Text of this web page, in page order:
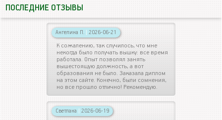
ПОСЛЕДНИЕ ОТЗЫВЫ
Ангелина П. | 2026-06-21
К сожалению, так случилось, что мне
некогда было получать вышку: все время
работала. Опыт позволял занять
вышестоящую должность, а вот
образования не было. Заказала диплом
на этом сайте. Конечно, были сомнения,
но все прошло отлично! Рекомендую.
Светлана | 2026-06-19